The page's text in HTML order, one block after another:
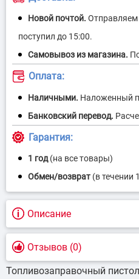
Описание
Отзывов (0)
Топливозаправочный